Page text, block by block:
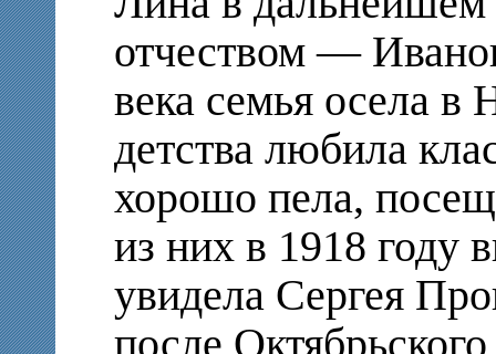
отчеством —
века семья осела
детства любила
хорошо пела,
из них в 1918 году
увидела Сергея
после